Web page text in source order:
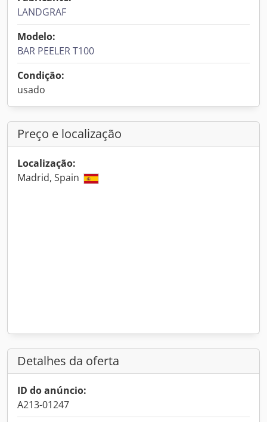
LANDGRAF
Modelo:
BAR PEELER T100
Condição:
usado
Preço e localização
Localização:
Madrid, Spain
Detalhes da oferta
ID do anúncio:
A213-01247